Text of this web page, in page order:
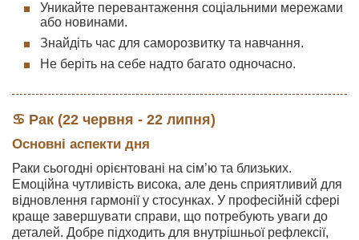
Уникайте перевантаження соціальними мережами
або новинами.
Знайдіть час для саморозвитку та навчання.
Не беріть на себе надто багато одночасно.
♋ Рак (22 червня - 22 липня)
Основні аспекти дня
Раки сьогодні орієнтовані на сім’ю та близьких.
Емоційна чутливість висока, але день сприятливий для
відновлення гармонії у стосунках. У професійній сфері
краще завершувати справи, що потребують уваги до
деталей. Добре підходить для внутрішньої рефлексії,